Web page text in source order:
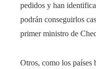
pedidos y han
podrán conseguirlos
primer ministro de
Otros, como los países